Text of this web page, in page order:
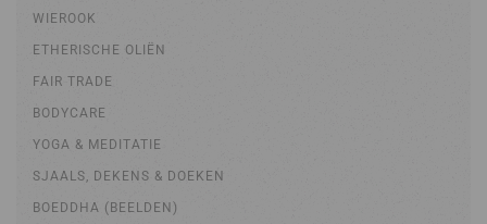
WIEROOK
ETHERISCHE OLIËN
FAIR TRADE
BODYCARE
YOGA & MEDITATIE
SJAALS, DEKENS & DOEKEN
BOEDDHA (BEELDEN)